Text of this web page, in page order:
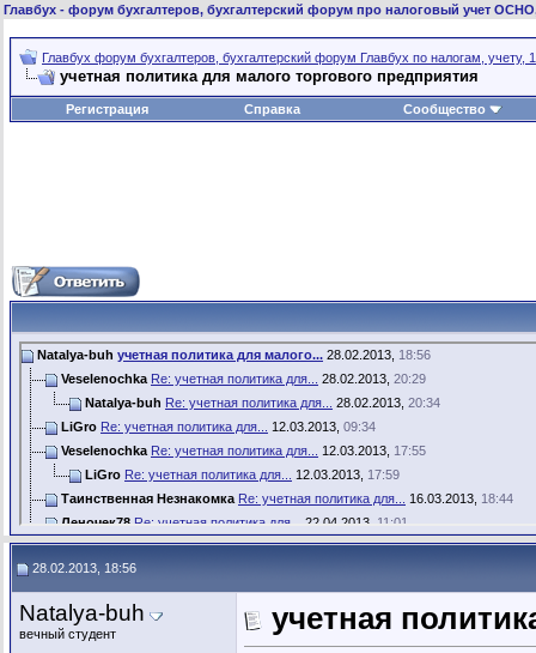
Главбух - форум бухгалтеров, бухгалтерский форум про налоговый учет
Главбух форум бухгалтеров, бухгалтерский форум Главбух по налогам, учету,
учетная политика для малого торгового предприятия
Регистрация Справка Сообщество
Natalya-buh учетная политика для малого... 28.02.2013, 18:56
Veselenochka Re: учетная политика для... 28.02.2013, 20:29
Natalya-buh Re: учетная политика для... 28.02.2013, 20:34
LiGro Re: учетная политика для... 12.03.2013, 09:34
Veselenochka Re: учетная политика для... 12.03.2013, 17:55
LiGro Re: учетная политика для... 12.03.2013, 17:59
Таинственная Незнакомка Re: учетная политика для... 16.03.2013, 18:44
Леночек78 Re: учетная политика для... 22.04.2013, 11:01
Louisa Re: учетная политика для...22.04.2013,13:54
28.02.2013, 18:56
Natalya-buh
вечный студент
учетная